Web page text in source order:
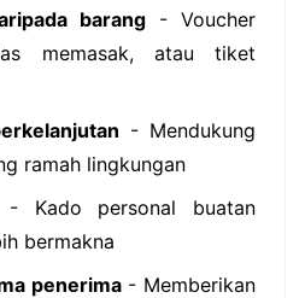
barang - Voucher
memasak, atau tiket
- Mendukung
ramah lingkungan
- Kado personal buatan
bermakna
penerima- Memberikan